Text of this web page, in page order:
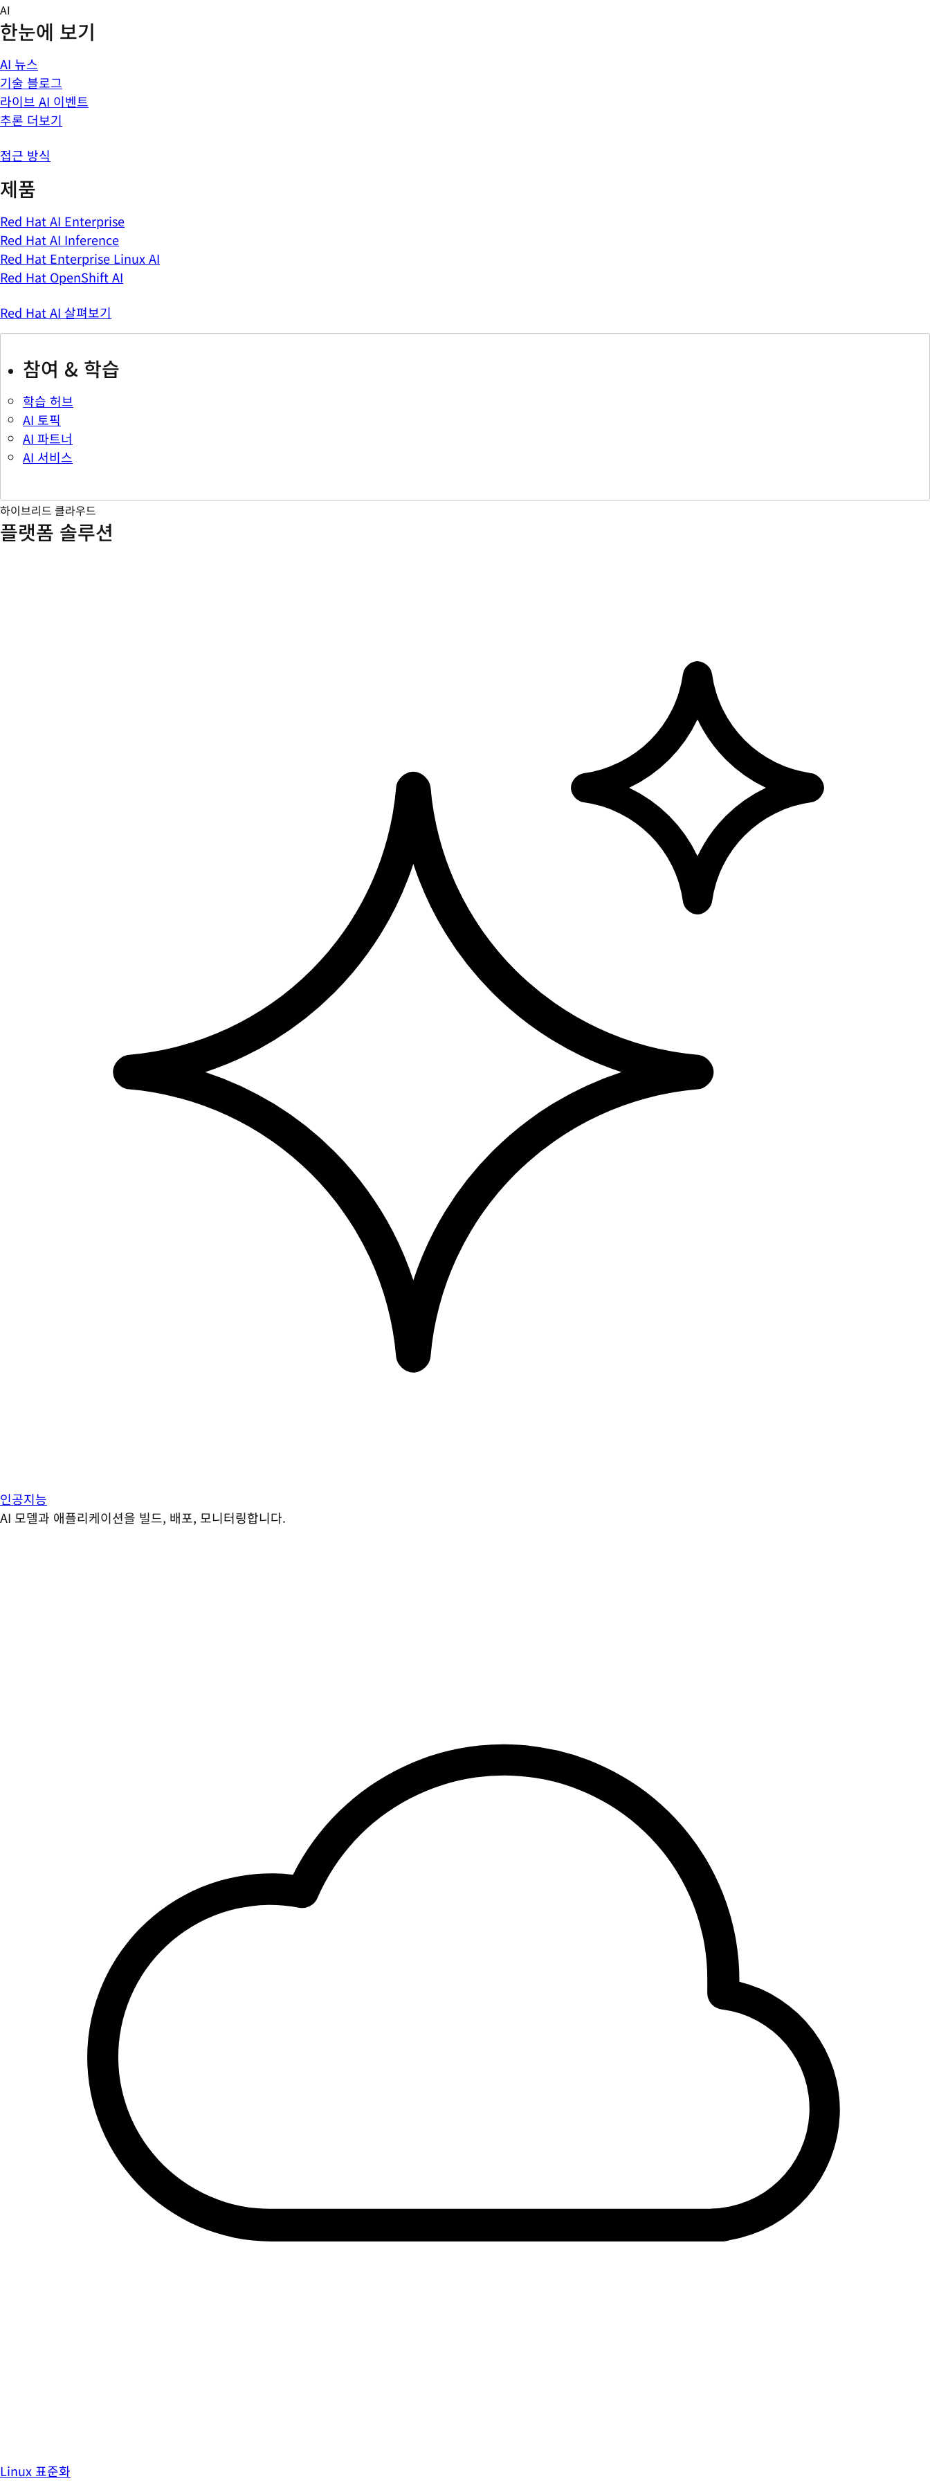
Skip
to
content
AI
한눈에 보기
AI 뉴스
기술 블로그
라이브 AI 이벤트
추론 더보기
접근 방식
제품
Red Hat AI Enterprise
Red Hat AI Inference
Red Hat Enterprise Linux AI
Red Hat OpenShift AI
Red Hat AI 살펴보기
참여 & 학습
학습 허브
AI 토픽
AI 파트너
AI 서비스
하이브리드 클라우드
플랫폼 솔루션
인공지능
AI 모델과 애플리케이션을 빌드, 배포, 모니터링합니다.
Linux 표준화